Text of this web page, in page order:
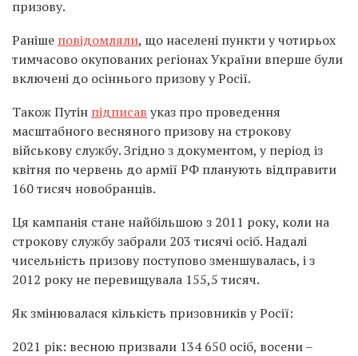
призову.
Раніше повідомляли, що населені пункти у чотирьох
тимчасово окупованих регіонах України вперше були
включені до осіннього призову у Росії.
Також Путін підписав указ про проведення
масштабного весняного призову на строкову
військову службу. Згідно з документом, у період із
квітня по червень до армії РФ планують відправити
160 тисяч новобранців.
Ця кампанія стане найбільшою з 2011 року, коли на
строкову службу забрали 203 тисячі осіб. Надалі
чисельність призову поступово зменшувалась, і з
2012 року не перевищувала 155,5 тисяч.
Як змінювалася кількість призовників у Росії:
2021 рік: весною призвали 134 650 осіб, восени –